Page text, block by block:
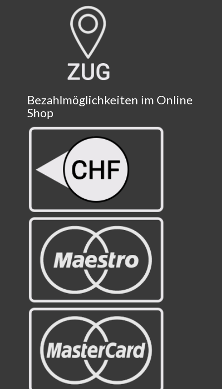
Bezahlmöglichkeiten im Online
Shop